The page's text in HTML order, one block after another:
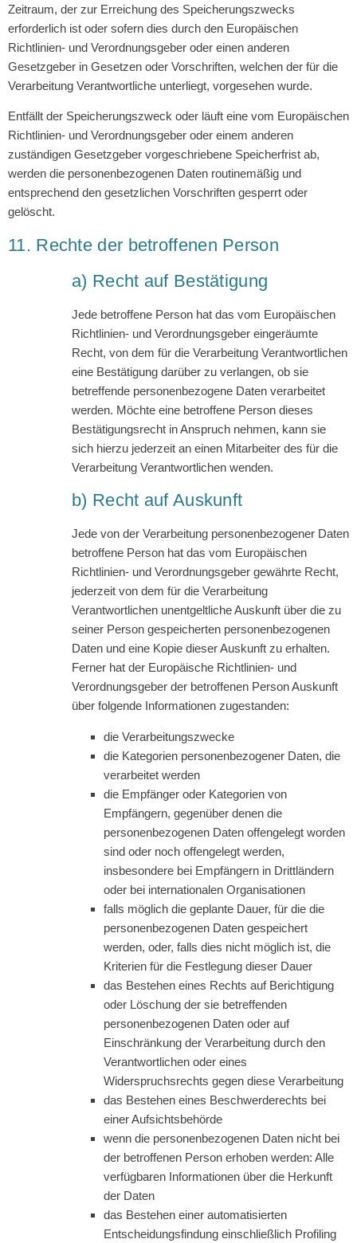
Zeitraum, der zur Erreichung des Speicherungszwecks
erforderlich ist oder sofern dies durch den Europäischen
Richtlinien- und Verordnungsgeber oder einen anderen
Gesetzgeber in Gesetzen oder Vorschriften, welchen der für die
Verarbeitung Verantwortliche unterliegt, vorgesehen wurde.
Entfällt der Speicherungszweck oder läuft eine vom Europäischen
Richtlinien- und Verordnungsgeber oder einem anderen
zuständigen Gesetzgeber vorgeschriebene Speicherfrist ab,
werden die personenbezogenen Daten routinemäßig und
entsprechend den gesetzlichen Vorschriften gesperrt oder
gelöscht.
11. Rechte der betroffenen Person
a) Recht auf Bestätigung
Jede betroffene Person hat das vom Europäischen
Richtlinien- und Verordnungsgeber eingeräumte
Recht, von dem für die Verarbeitung Verantwortlichen
eine Bestätigung darüber zu verlangen, ob sie
betreffende personenbezogene Daten verarbeitet
werden. Möchte eine betroffene Person dieses
Bestätigungsrecht in Anspruch nehmen, kann sie
sich hierzu jederzeit an einen Mitarbeiter des für die
Verarbeitung Verantwortlichen wenden.
b) Recht auf Auskunft
Jede von der Verarbeitung personenbezogener Daten
betroffene Person hat das vom Europäischen
Richtlinien- und Verordnungsgeber gewährte Recht,
jederzeit von dem für die Verarbeitung
Verantwortlichen unentgeltliche Auskunft über die zu
seiner Person gespeicherten personenbezogenen
Daten und eine Kopie dieser Auskunft zu erhalten.
Ferner hat der Europäische Richtlinien- und
Verordnungsgeber der betroffenen Person Auskunft
über folgende Informationen zugestanden:
die Verarbeitungszwecke
die Kategorien personenbezogener Daten, die
verarbeitet werden
die Empfänger oder Kategorien von
Empfängern, gegenüber denen die
personenbezogenen Daten offengelegt worden
sind oder noch offengelegt werden,
insbesondere bei Empfängern in Drittländern
oder bei internationalen Organisationen
falls möglich die geplante Dauer, für die die
personenbezogenen Daten gespeichert
werden, oder, falls dies nicht möglich ist, die
Kriterien für die Festlegung dieser Dauer
das Bestehen eines Rechts auf Berichtigung
oder Löschung der sie betreffenden
personenbezogenen Daten oder auf
Einschränkung der Verarbeitung durch den
Verantwortlichen oder eines
Widerspruchsrechts gegen diese Verarbeitung
das Bestehen eines Beschwerderechts bei
einer Aufsichtsbehörde
wenn die personenbezogenen Daten nicht bei
der betroffenen Person erhoben werden: Alle
verfügbaren Informationen über die Herkunft
der Daten
das Bestehen einer automatisierten
Entscheidungsfindung einschließlich Profiling